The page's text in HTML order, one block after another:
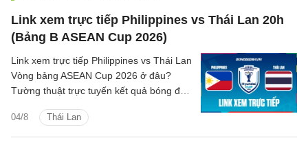
Link xem trực tiếp Philippines vs Thái Lan 20h
(Bảng B ASEAN Cup 2026)
04/8 Thái Lan
Link xem trực tiếp Philippines vs Thái Lan
Vòng bảng ASEAN Cup 2026 ở đâu?
Tường thuật trực tuyến kết quả bóng đá
sóng nào?